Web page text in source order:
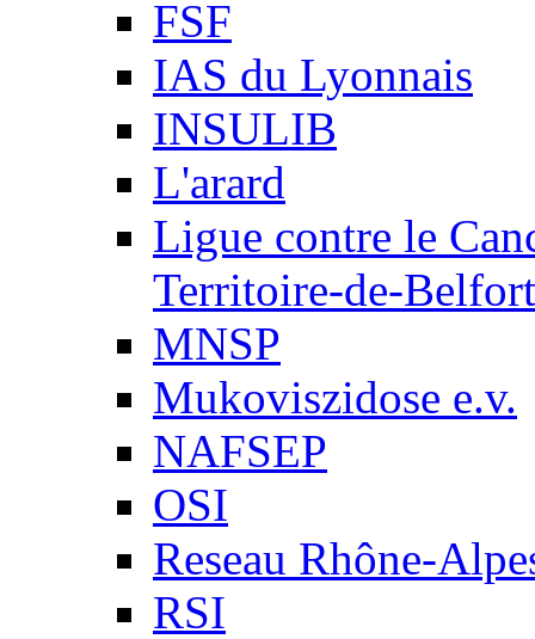
FSF
IAS du Lyonnais
INSULIB
L'arard
Ligue contre le
Territoire-de-Belfort
MNSP
Mukoviszidose e.v.
NAFSEP
OSI
Reseau Rhône-
RSI